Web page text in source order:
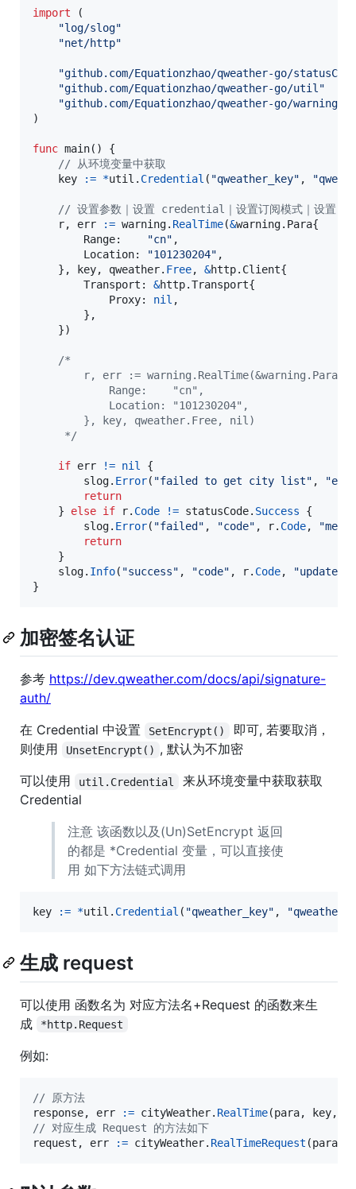
import (
"log/slog"
"net/http"
"github.com/Equationzhao/qweather-go/
"github.com/Equationzhao/qweather-go/util"
"github.com/Equationzhao/qweather-go/warning"
)
func main() {
// 从环境变量中获取
key
:= *util . Credential ( "qweather_key" ,
// 设置参数｜设置 credential｜设置订阅模式｜设
r, err := warning. RealTime(&warning. Para{
Range: "cn" ,
Location: "101230204" ,
	},
key, qweather. Free, &http. Client{
Transport : &http.Transport{
Proxy: nil ,
/*
	    r, err := warning.RealTime(&warning.Para{
			Range:    "cn",
			Location: "101230204",
		}, key, qweather.Free, nil)
	 */
if err != nil
{
slog. Error( "failed to get city list" ,
"err"
return
	}
else if r. Code != statusCode. Success {
slog. Error( "failed" , "code" , r. Code,
return
slog. Info( "success" , "code" , r. Code,
"update
}
加密签名认证
参考 https://dev.qweather.com/docs/api/signature-
auth/
在 Credential 中设置
SetEncrypt()
即可, 若要取消，
则使用
UnsetEncrypt() , 默认为不加密
可以使用
util.Credential
来从环境变量中获取获取
Credential
注意 该函数以及(Un)SetEncrypt 返回
的都是 *Credential 变量，可以直接使
用 如下方法链式调用
key := *util . Credential ( "qweather_key" ,
生成 request
可以使用 函数名为 对应方法名+Request 的函数来生
成
*http.Request
例如:
// 原方法
response, err := cityWeather. RealTime(para, key,
// 对应生成 Request 的方法如下
request , err := cityWeather. RealTimeRequest (para